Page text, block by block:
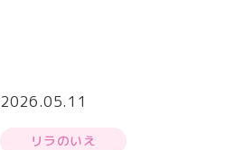
2026.05.11
リラのいえ